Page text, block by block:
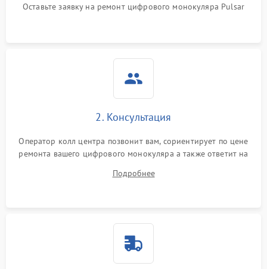
Оставьте заявку на ремонт цифрового монокуляра Pulsar
2. Консультация
Оператор колл центра позвонит вам, сориентирует по цене
ремонта вашего цифрового монокуляра а также ответит на
Подробнее